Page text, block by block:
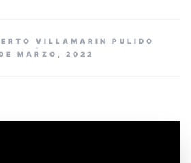
VILLAMARIN PULIDO
MARZO, 2022